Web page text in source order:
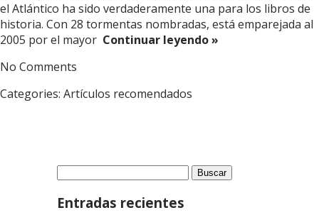
el Atlántico ha sido verdaderamente una para los libros de
historia. Con 28 tormentas nombradas, está emparejada al
2005 por el mayor Continuar leyendo »
No Comments
Categories: Artículos recomendados
Buscar:
Entradas recientes